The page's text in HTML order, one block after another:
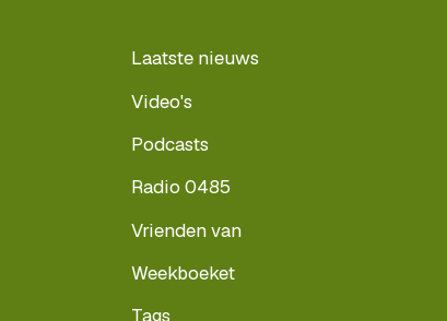
Laatste nieuws
Video's
Podcasts
Radio 0485
Vrienden van
Weekboeket
Tags